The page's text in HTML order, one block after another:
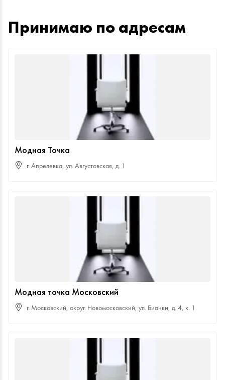
Принимаю по адресам
Модная Точка
г. Апрелевка, ул. Августовская, д. 1
Модная точка Московский
г. Московский, округ. Новомосковский, ул. Бианки, д. 4, к. 1